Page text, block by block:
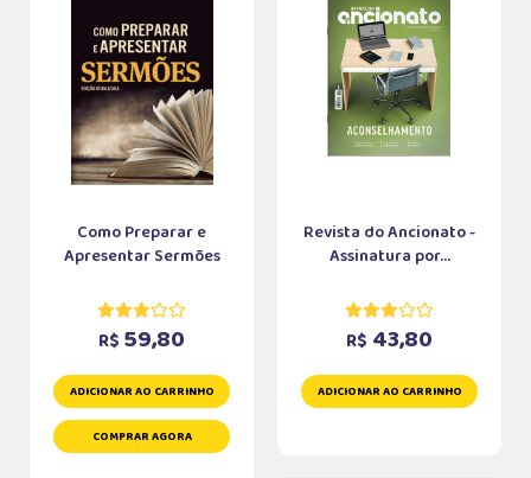
Como Preparar e
Apresentar Sermões
R$ 59,80
ADICIONAR AO CARRINHO
COMPRAR AGORA
Revista do Ancionato -
Assinatura por...
R$ 43,80
ADICIONAR AO CARRINHO